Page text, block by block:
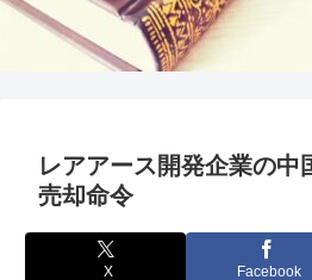
レアアース開発企業の中
売却命令
X Facebook